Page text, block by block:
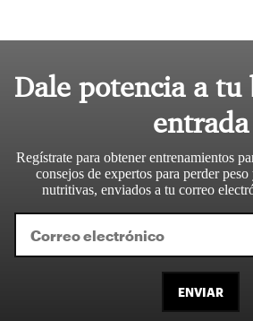
Dale potencia a tu
entrada
Regístrate para obtener entrenamientos
consejos de expertos para perder
nutritivas, enviados a tu correo
ENVIAR